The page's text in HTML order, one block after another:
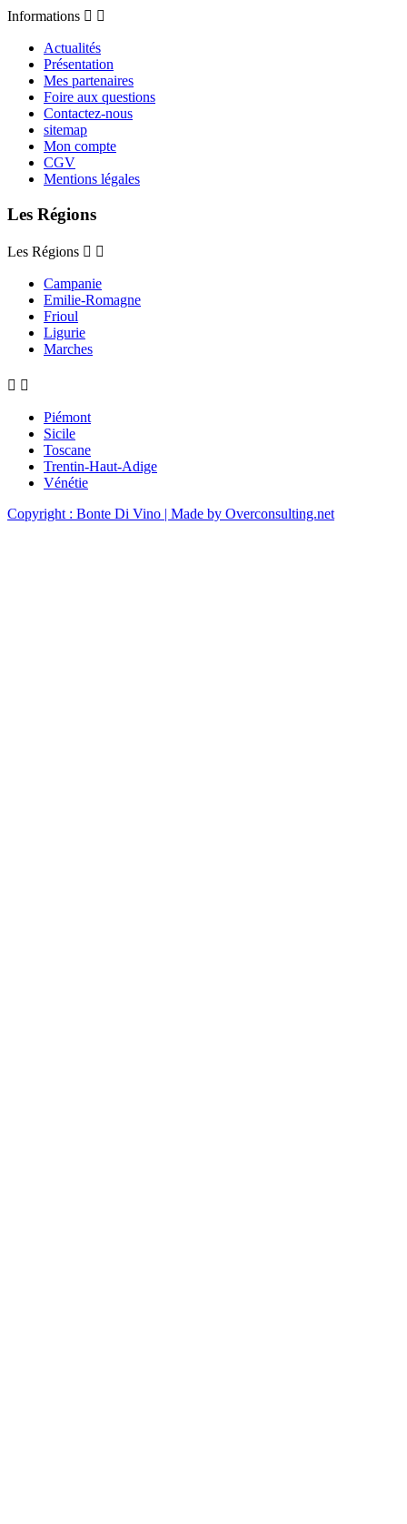
Informations  
Actualités
Présentation
Mes partenaires
Foire aux questions
Contactez-nous
sitemap
Mon compte
CGV
Mentions légales
Les Régions
Les Régions  
Campanie
Emilie-Romagne
Frioul
Ligurie
Marches
 
Piémont
Sicile
Toscane
Trentin-Haut-Adige
Vénétie
Copyright : Bonte Di Vino | Made by Overconsulting.net